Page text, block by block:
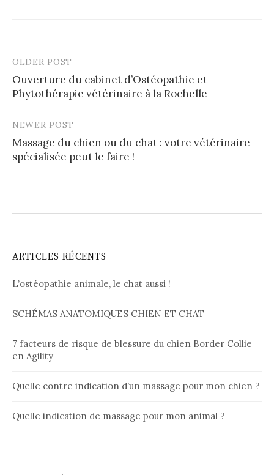
Post
navigation
OLDER POST
Ouverture du cabinet d’Ostéopathie et
Phytothérapie vétérinaire à la Rochelle
NEWER POST
Massage du chien ou du chat : votre vétérinaire
spécialisée peut le faire !
ARTICLES RÉCENTS
L’ostéopathie animale, le chat aussi !
SCHÉMAS ANATOMIQUES CHIEN ET CHAT
7 facteurs de risque de blessure du chien Border Collie
en Agility
Quelle contre indication d’un massage pour mon chien ?
Quelle indication de massage pour mon animal ?